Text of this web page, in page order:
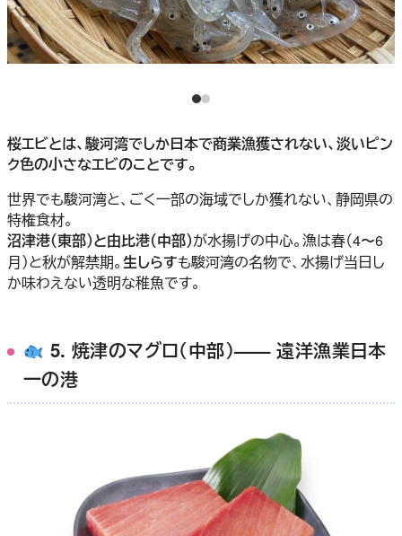
桜エビとは、駿河湾でしか日本で商業漁獲されない、淡いピン
ク色の小さなエビのことです。
世界でも駿河湾と、ごく一部の海域でしか獲れない、静岡県の
特権食材。
沼津港（東部）と由比港（中部）が水揚げの中心。漁は春（4〜6
月）と秋が解禁期。生しらすも駿河湾の名物で、水揚げ当日し
か味わえない透明な稚魚です。
5. 焼津のマグロ（中部）—— 遠洋漁業日本
一の港